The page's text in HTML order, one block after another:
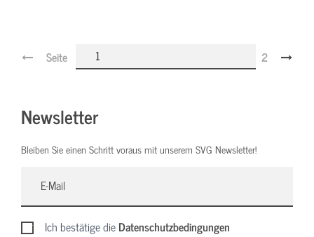
Seite 2
Newsletter
Bleiben Sie einen Schritt voraus mit unserem SVG Newsletter!
Ich bestätige dieDatenschutzbedingungen